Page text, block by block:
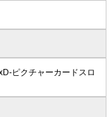
ピクチャーカードスロ